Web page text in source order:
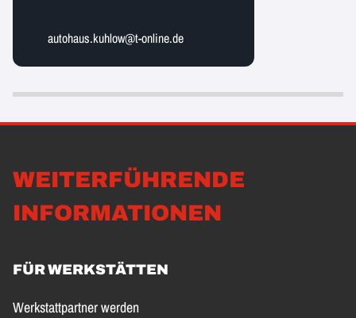
autohaus.kuhlow@t-online.de
WEITERFÜHRENDE
INFORMATIONEN
FÜR WERKSTÄTTEN
Werkstattpartner werden